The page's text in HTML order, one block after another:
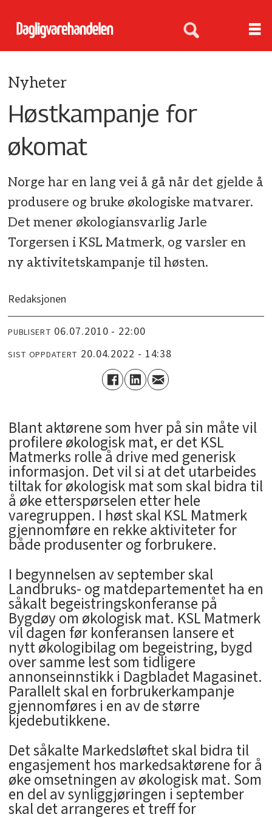
Nyheter
Høstkampanje for
økomat
Norge har en lang vei å gå når det gjelde å
produsere og bruke økologiske matvarer.
Det mener økologiansvarlig Jarle
Torgersen i KSL Matmerk, og varsler en
ny aktivitetskampanje til høsten.
Redaksjonen
PUBLISERT 06.07.2010 - 22:00
SIST OPPDATERT 20.04.2022 - 14:38
Blant aktørene som hver på sin måte vil
profilere økologisk mat, er det KSL
Matmerks rolle å drive med generisk
informasjon. Det vil si at det utarbeides
tiltak for økologisk mat som skal bidra til
å øke etterspørselen etter hele
varegruppen. I høst skal KSL Matmerk
gjennomføre en rekke aktiviteter for
både produsenter og forbrukere.
I begynnelsen av september skal
Landbruks- og matdepartementet ha en
såkalt begeistringskonferanse på
Bygdøy om økologisk mat. KSL Matmerk
vil dagen før konferansen lansere et
nytt økologibilag om begeistring, bygd
over samme lest som tidligere
annonseinnstikk i Dagbladet Magasinet.
Parallelt skal en forbrukerkampanje
gjennomføres i en av de større
kjedebutikkene.
Det såkalte Markedsløftet skal bidra til
engasjement hos markedsaktørene for å
øke omsetningen av økologisk mat. Som
en del av synliggjøringen i september
skal det arrangeres et treff for